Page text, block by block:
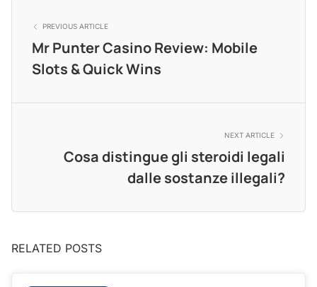
PREVIOUS ARTICLE
Mr Punter Casino Review: Mobile
Slots & Quick Wins
NEXT ARTICLE
Cosa distingue gli steroidi legali
dalle sostanze illegali?
RELATED POSTS